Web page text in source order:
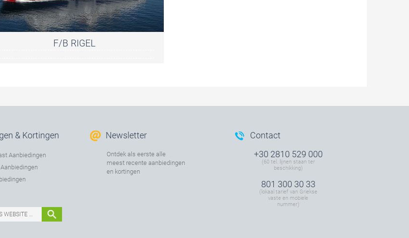
F/B RIGEL
& Kortingen
Aanbiedingen
Newsletter
Ontdek als eerste alle
meest recente aanbiedingen
en kortingen
Contact
+30 2810 529 000
(60 tel. lijnen staan ter
beschikking)
801 300 30 33
(lokaal tarief van Griekse
vaste en mobiele
nummer)